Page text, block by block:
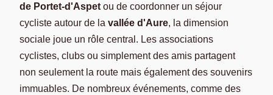
de Portet-d'Aspet ou de coordonner un séjour
cycliste autour de la vallée d'Aure, la dimension
sociale joue un rôle central. Les associations
cyclistes, clubs ou simplement des amis partagent
non seulement la route mais également des souvenirs
immuables. De nombreux événements, comme des